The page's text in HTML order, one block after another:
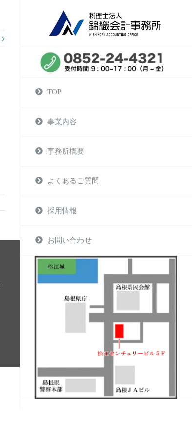
TOP
事業内容
事務所概要
よくあるご質問
採用情報
お問い合わせ